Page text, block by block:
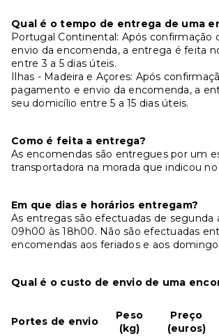
Qual é o tempo de entrega de uma
Portugal Continental: Após confirmação
envio da encomenda, a entrega é feita
entre 3 a 5 dias úteis.
Ilhas - Madeira e Açores: Após
pagamento e envio da encomenda, a
seu domicílio entre 5 a 15 dias úteis.
Como é feita a entrega?
As encomendas são entregues por um
transportadora na morada que indicou
Em que dias e horários entregam?
As entregas são efectuadas de segunda
09h00 às 18h00. Não são efectuadas
encomendas aos feriados e aos
Qual é o custo de envio de uma
Portes de envio
Peso
(kg)
Preço
(euros)